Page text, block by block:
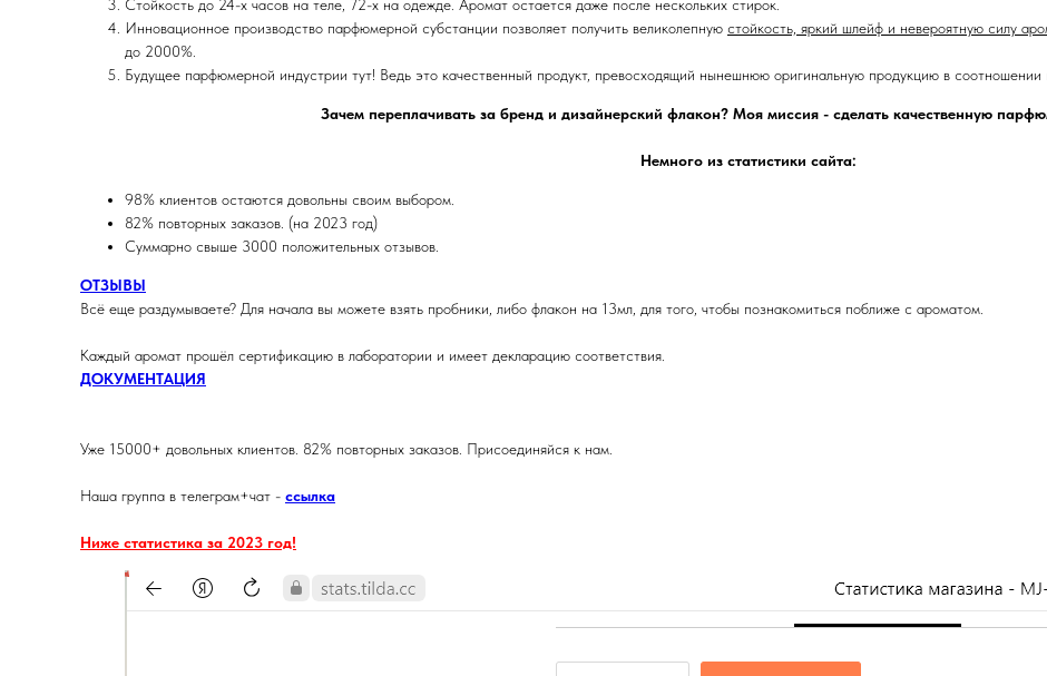
Стойкость до 24-х часов на теле, 72-х на одежде. Аромат остается даже после нескольких стирок.
Инновационное производство парфюмерной субстанции позволяет получить великолепную стойкость, яркий шлейф и невероятную силу
до 2000%.
Будущее парфюмерной индустрии тут! Ведь это качественный продукт, превосходящий нынешнюю оригинальную продукцию в соотношении
Зачем переплачивать за бренд и дизайнерский флакон? Моя миссия - сделать качественную
Немного из статистики сайта:
98% клиентов остаются довольны своим выбором.
82% повторных заказов. (на 2023 год)
Суммарно свыше 3000 положительных отзывов.
ОТЗЫВЫ
Всё еще раздумываете? Для начала вы можете взять пробники, либо флакон на 13мл, для того, чтобы познакомиться поближе с ароматом.
Каждый аромат прошёл сертификацию в лаборатории и имеет декларацию соответствия.
ДОКУМЕНТАЦИЯ
Уже 15000+ довольных клиентов. 82% повторных заказов. Присоединяйся к нам.
Наша группа в телеграм+чат - ссылка
Ниже статистика за 2023 год!